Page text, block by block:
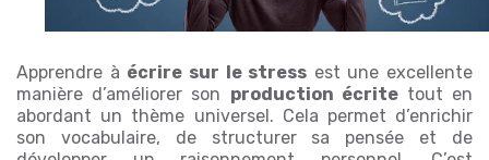
Apprendre à écrire sur le stress est une excellente
manière d’améliorer son production écritetout en
abordant un thème universel. Cela permet d’enrichir
son vocabulaire, de structurer sa pensée et de